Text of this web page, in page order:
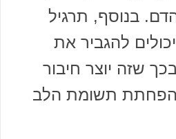
בנוסף, תרגיל
להגביר את
שזה יוצר חיבור
תשומת הלב